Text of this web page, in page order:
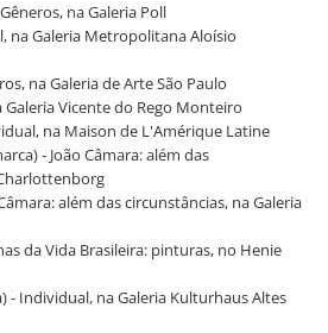
na Galeria Poll
na Galeria Metropolitana Aloísio
na Galeria de Arte São Paulo
Galeria Vicente do Rego Monteiro
na Maison de L'Amérique Latine
- João Câmara: além das
além das circunstâncias, na Galeria
da Vida Brasileira: pinturas, no Henie
- Individual, na Galeria Kulturhaus Altes